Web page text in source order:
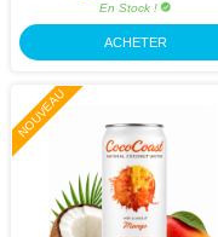
En Stock !
ACHETER
NOUVEAU